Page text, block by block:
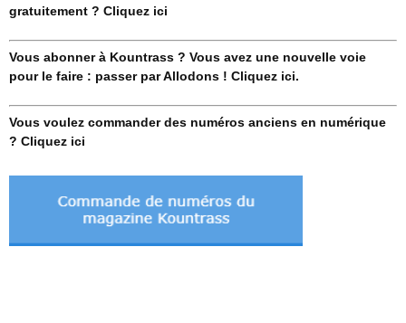
gratuitement ? Cliquez ici
Vous abonner à Kountrass ? Vous avez une nouvelle voie
pour le faire : passer par Allodons ! Cliquez ici.
Vous voulez commander des numéros anciens en numérique
? Cliquez ici